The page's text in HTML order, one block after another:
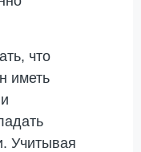
что
иметь
Учитывая